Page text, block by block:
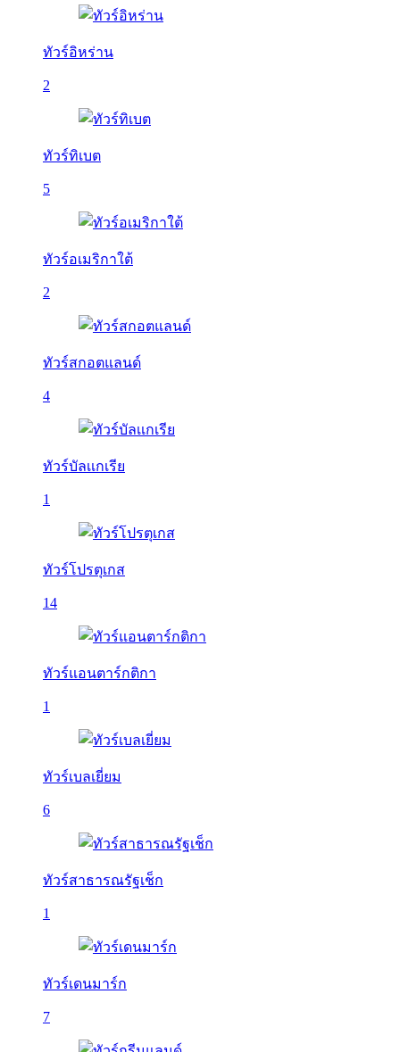
ทัวร์อิหร่าน
2
ทัวร์ทิเบต
5
ทัวร์อเมริกาใต้
2
ทัวร์สกอตแลนด์
4
ทัวร์บัลเเกเรีย
1
ทัวร์โปรตุเกส
14
ทัวร์แอนตาร์กติกา
1
ทัวร์เบลเยี่ยม
6
ทัวร์สาธารณรัฐเช็ก
1
ทัวร์เดนมาร์ก
7